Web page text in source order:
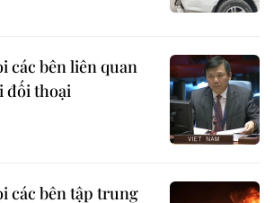
các bên liên quan
đối thoại
các bên tập trung